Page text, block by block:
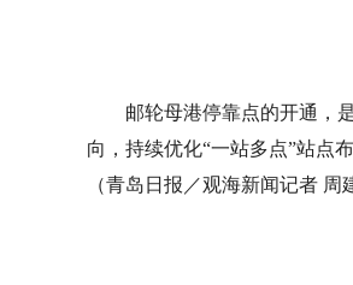
邮轮母港停靠点的开通，
向，持续优化“一站多点”站点
（青岛日报／观海新闻记者 周